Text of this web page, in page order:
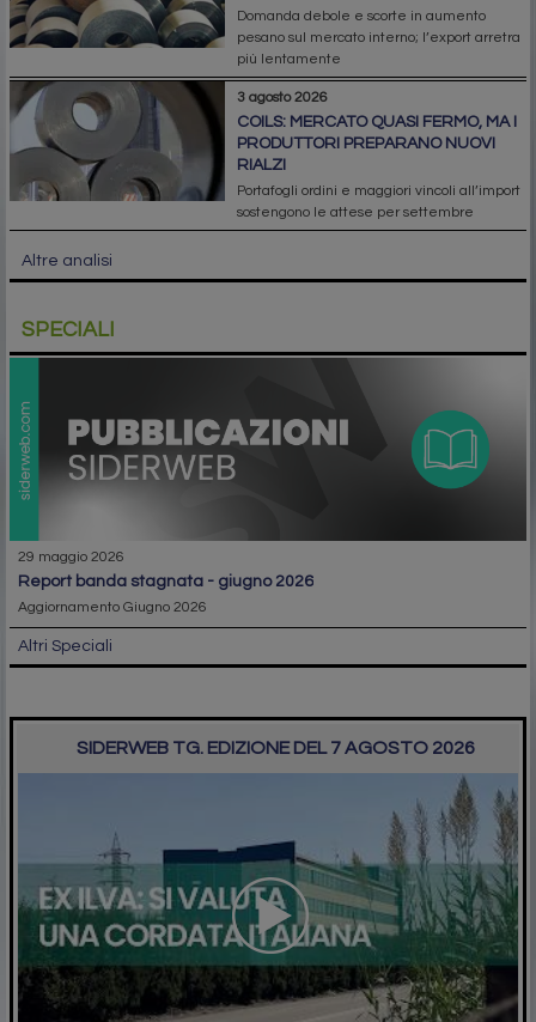
Domanda debole e scorte in aumento
pesano sul mercato interno; l’export arretra
più lentamente
3 agosto 2026
COILS: MERCATO QUASI FERMO, MA I
PRODUTTORI PREPARANO NUOVI
RIALZI
Portafogli ordini e maggiori vincoli all’import
sostengono le attese per settembre
Altre analisi
SPECIALI
29 maggio 2026
report banda stagnata - giugno 2026
Aggiornamento Giugno 2026
Altri Speciali
SIDERWEB TG. EDIZIONE DEL 7 AGOSTO 2026